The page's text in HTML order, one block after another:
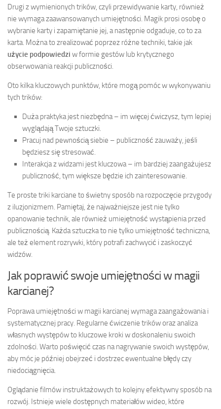
Drugi z wymienionych trików, czyli przewidywanie karty, również
nie wymaga zaawansowanych umiejętności. Magik prosi osobę o
wybranie karty i zapamiętanie jej, a następnie odgaduje, co to za
karta. Można to zrealizować poprzez różne techniki, takie jak
użycie podpowiedzi w formie gestów lub krytycznego
obserwowania reakcji publiczności.
Oto kilka kluczowych punktów, które mogą pomóc w wykonywaniu
tych trików:
Duża praktyka jest niezbędna – im więcej ćwiczysz, tym lepiej
wyglądają Twoje sztuczki.
Pracuj nad pewnością siebie – publiczność zauważy, jeśli
będziesz się stresować.
Interakcja z widzami jest kluczowa – im bardziej zaangażujesz
publiczność, tym większe będzie ich zainteresowanie.
Te proste triki karciane to świetny sposób na rozpoczęcie przygody
z iluzjonizmem. Pamiętaj, że najważniejsze jest nie tylko
opanowanie technik, ale również umiejętność wystąpienia przed
publicznością. Każda sztuczka to nie tylko umiejętność techniczna,
ale też element rozrywki, który potrafi zachwycić i zaskoczyć
widzów.
Jak poprawić swoje umiejętności w magii
karcianej?
Poprawa umiejętności w magii karcianej wymaga zaangażowania i
systematycznej pracy. Regularne ćwiczenie trików oraz analiza
własnych występów to kluczowe kroki w doskonaleniu swoich
zdolności. Warto poświęcić czas na nagrywanie swoich występów,
aby móc je później obejrzeć i dostrzec ewentualne błędy czy
niedociągnięcia.
Oglądanie filmów instruktażowych to kolejny efektywny sposób na
rozwój. Istnieje wiele dostępnych materiałów wideo, które